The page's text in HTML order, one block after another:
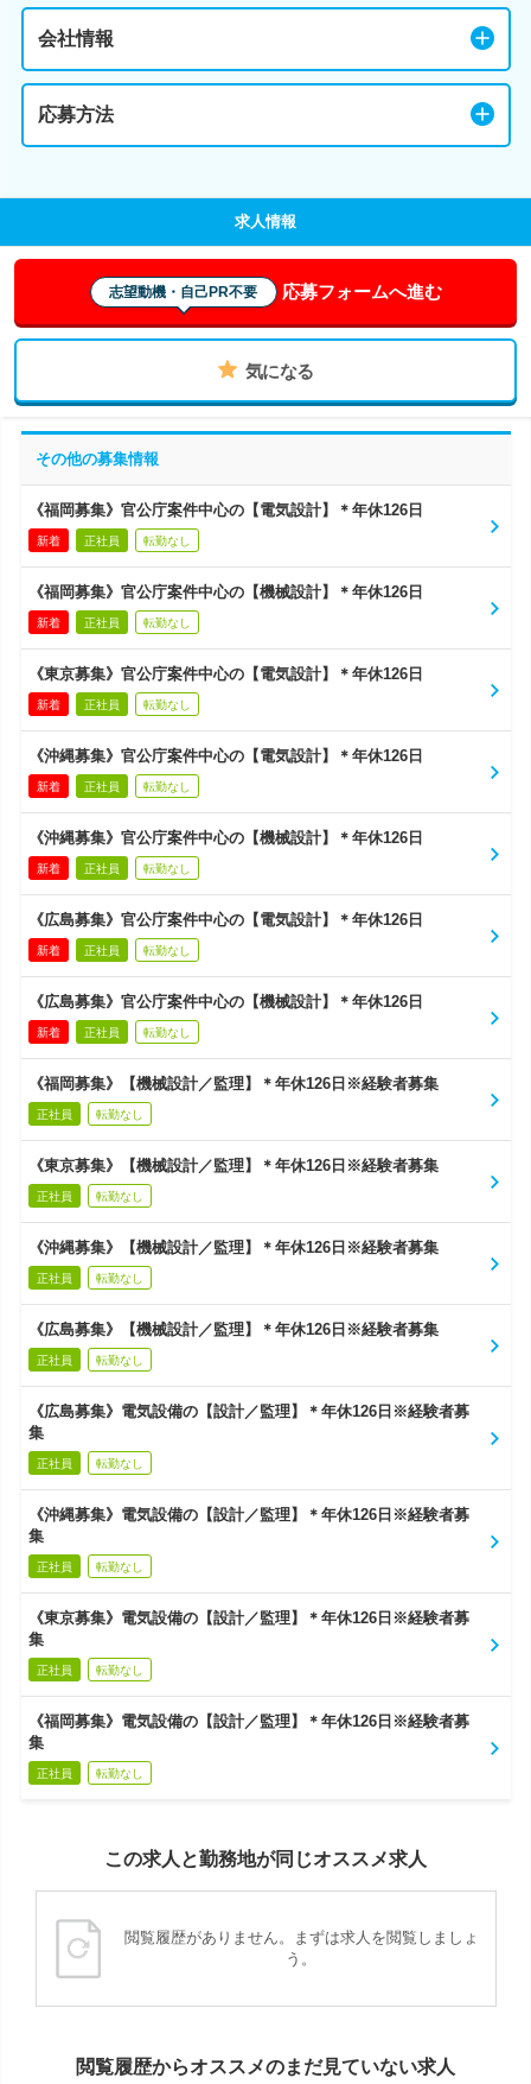
会社情報
応募方法
求人情報
志望動機・自己PR不要 応募フォームへ進む
気になる
その他の募集情報
《福岡募集》官公庁案件中心の【電気設計】＊年休126日
新着 正社員 転勤なし
《福岡募集》官公庁案件中心の【機械設計】＊年休126日
新着 正社員 転勤なし
《東京募集》官公庁案件中心の【電気設計】＊年休126日
新着 正社員 転勤なし
《沖縄募集》官公庁案件中心の【電気設計】＊年休126日
新着 正社員 転勤なし
《沖縄募集》官公庁案件中心の【機械設計】＊年休126日
新着 正社員 転勤なし
《広島募集》官公庁案件中心の【電気設計】＊年休126日
新着 正社員 転勤なし
《広島募集》官公庁案件中心の【機械設計】＊年休126日
新着 正社員 転勤なし
《福岡募集》【機械設計／監理】＊年休126日※経験者募集
正社員 転勤なし
《東京募集》【機械設計／監理】＊年休126日※経験者募集
正社員 転勤なし
《沖縄募集》【機械設計／監理】＊年休126日※経験者募集
正社員 転勤なし
《広島募集》【機械設計／監理】＊年休126日※経験者募集
正社員 転勤なし
《広島募集》電気設備の【設計／監理】＊年休126日※経験者募
集
正社員 転勤なし
《沖縄募集》電気設備の【設計／監理】＊年休126日※経験者募
集
正社員 転勤なし
《東京募集》電気設備の【設計／監理】＊年休126日※経験者募
集
正社員 転勤なし
《福岡募集》電気設備の【設計／監理】＊年休126日※経験者募
集
正社員 転勤なし
この求人と勤務地が同じオススメ求人
閲覧履歴がありません。まずは求人を閲覧しましょ
う。
閲覧履歴からオススメのまだ見ていない求人